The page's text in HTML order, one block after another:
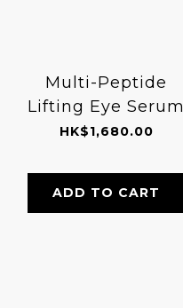
Multi-Peptide
Lifting Eye Serum
HK$1,680.00
ADD TO CART